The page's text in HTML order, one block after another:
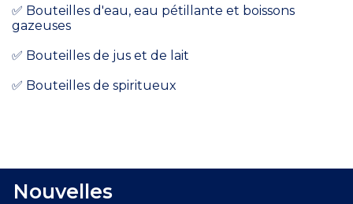
✅ Bouteilles d'eau, eau pétillante et boissons
gazeuses
✅ Bouteilles de jus et de lait
✅ Bouteilles de spiritueux
Nouvelles